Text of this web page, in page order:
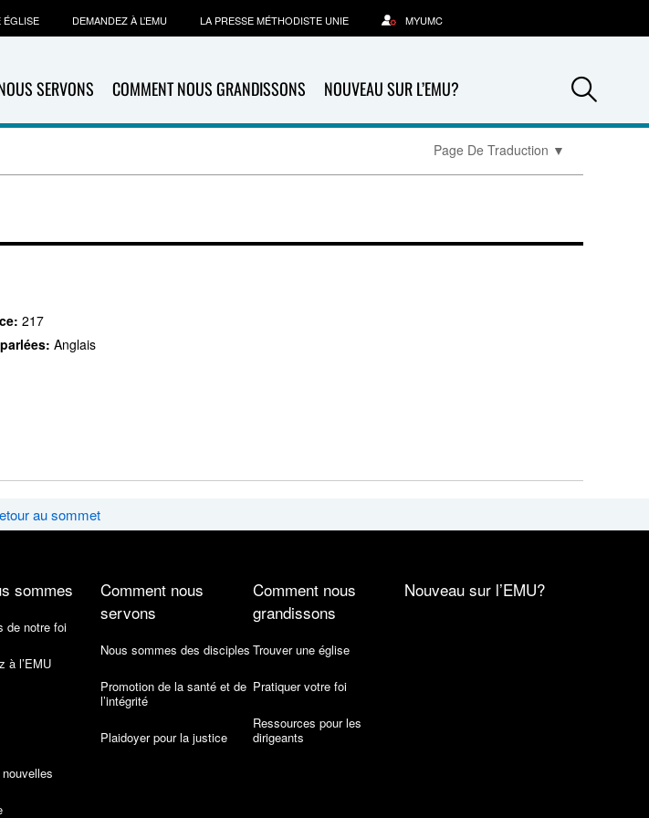
SERVONS COMMENT NOUS GRANDISSONS NOUVEAU SUR L’EMU?
ÉGLISE DEMANDEZ À L’EMU LA PRESSE MÉTHODISTE UNIE MYUMC
Page De Traduction ▼
217
Anglais
au sommet
sommes
de notre foi
à l’EMU
Comment nous
servons
Nous sommes des disciples
Promotion de la santé et de
l’intégrité
Plaidoyer pour la justice
Comment nous
grandissons
Trouver une église
Pratiquer votre foi
Ressources pour les
dirigeants
Nouveau sur l’EMU?